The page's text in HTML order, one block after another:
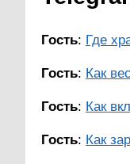
Гость: Где
Гость: Как
Гость: Как
Гость: Как